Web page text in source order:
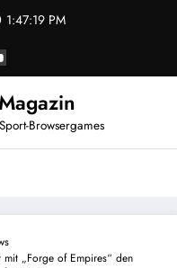
1:47:20 PM
Browsergames
mit „Forge of Empires“ den